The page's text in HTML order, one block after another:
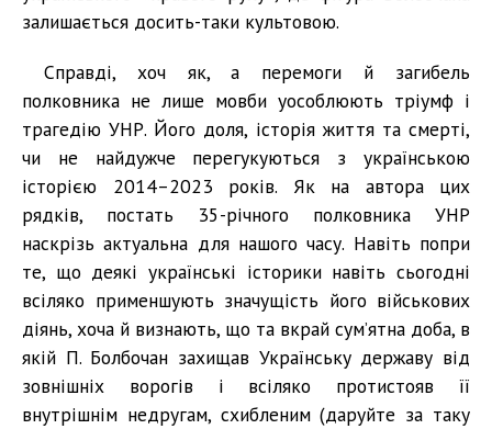
залишається досить-таки культовою.
Справді, хоч як, а перемоги й загибель
полковника не лише мовби уособлюють тріумф і
трагедію УНР. Його доля, історія життя та смерті,
чи не найдужче перегукуються з українською
історією 2014–2023 років. Як на автора цих
рядків, постать 35-річного полковника УНР
наскрізь актуальна для нашого часу. Навіть попри
те, що деякі українські історики навіть сьогодні
всіляко применшують значущість його військових
діянь, хоча й визнають, що та вкрай сум’ятна доба, в
якій П. Болбочан захищав Українську державу від
зовнішніх ворогів і всіляко протистояв її
внутрішнім недругам, схибленим (даруйте за таку